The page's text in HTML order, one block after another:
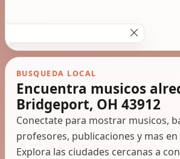
BUSQUEDA LOCAL
Encuentra musicos
Bridgeport, OH 43912
Conectate para mostrar musicos,
profesores, publicaciones y mas en
Explora las ciudades cercanas a